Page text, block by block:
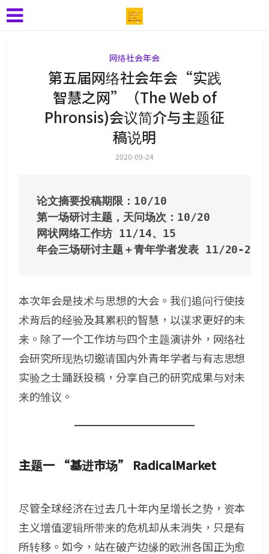
网络社会年会
第五届网络社会年会“实践
智慧之网”（The Web of
Phronsis)会议简介与主题征
稿说明
2020-09-24
论文摘要投稿期限：10/10
第一场研讨主题，天问场次：10/20
网状网络工作坊 11/14、15
年会三场研讨主题＋青年学者发表 11/20-
本次年会是技术与思想的大会。我们追问行使技
术背后的经验及其累积的智慧，以谋求更好的未
来。除了一个工作坊与四个主题演讲外，网络社
会研究所现热切邀请国内外青年学者与有志思想
实验之士踊跃投稿，分享自己的研究成果与对未
来的雏议。
主题一 “基进市场” RadicalMarket
尽管全球经济在过去几十年内呈增长之势，资本
主义增值逻辑所带来的危机却从未消失，只是有
所转移。如今，站在破产边缘的欧洲各国正为愈